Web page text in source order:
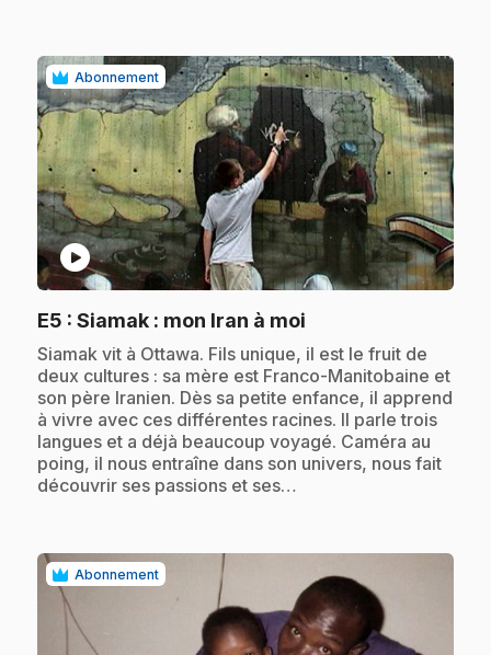
Abonnement
play_circle
E5 : Siamak : mon Iran à moi
.Siamak vit à Ottawa. Fils unique, il est le fruit de
deux cultures : sa mère est Franco-Manitobaine et
son père Iranien. Dès sa petite enfance, il apprend
à vivre avec ces différentes racines. Il parle trois
langues et a déjà beaucoup voyagé. Caméra au
poing, il nous entraîne dans son univers, nous fait
découvrir ses passions et ses…
Abonnement